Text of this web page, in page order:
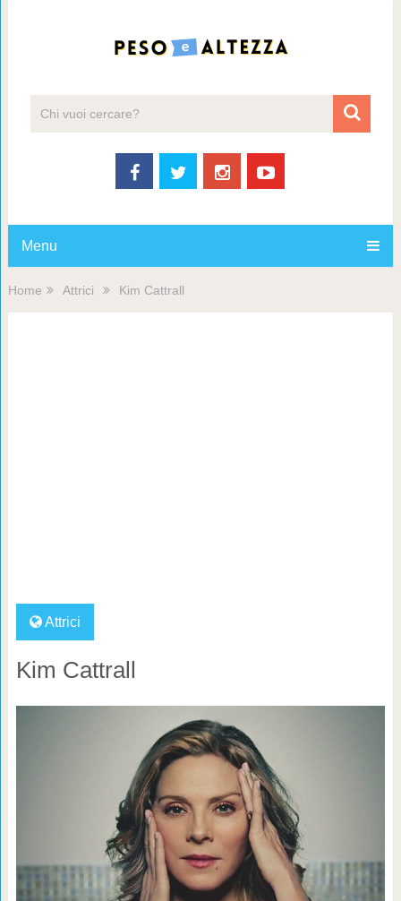
Menu
Home Attrici Kim Cattrall
Attrici
Kim Cattrall